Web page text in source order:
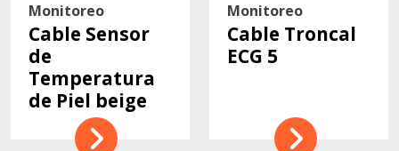
Monitoreo
Cable Sensor
de
Temperatura
de Piel beige
Monitoreo
Cable Troncal
ECG 5